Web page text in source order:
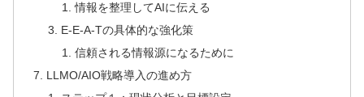
情報を整理してAIに伝える
E-E-A-Tの具体的な強化策
信頼される情報源になるために
LLMO/AIO戦略導入の進め方